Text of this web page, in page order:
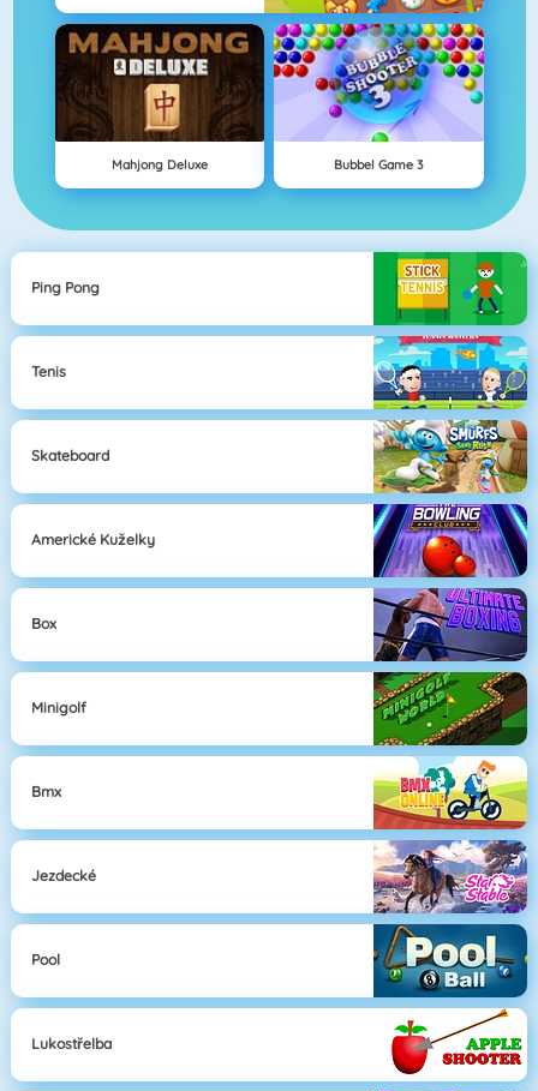
Mahjong Deluxe Bubbel Game 3
Ping Pong
Tenis
Skateboard
Americké Kuželky
Box
Minigolf
Bmx
Jezdecké
Pool
Lukostřelba